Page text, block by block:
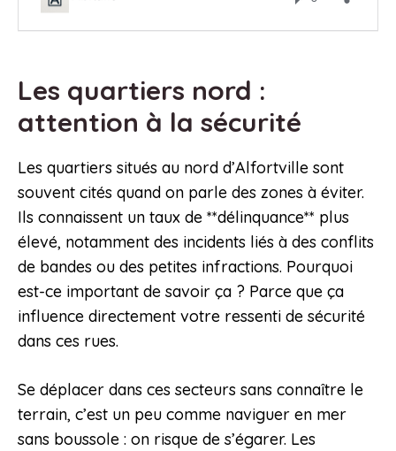
Les quartiers nord :
attention à la sécurité
Les quartiers situés au nord d’Alfortville sont
souvent cités quand on parle des zones à éviter.
Ils connaissent un taux de **délinquance** plus
élevé, notamment des incidents liés à des conflits
de bandes ou des petites infractions. Pourquoi
est-ce important de savoir ça ? Parce que ça
influence directement votre ressenti de sécurité
dans ces rues.
Se déplacer dans ces secteurs sans connaître le
terrain, c’est un peu comme naviguer en mer
sans boussole : on risque de s’égarer. Les